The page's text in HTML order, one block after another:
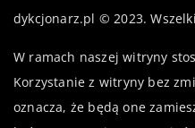
dykcjonarz.pl © 2023.
W ramach naszej witryny
Korzystanie z witryny bez
oznacza, że będą one